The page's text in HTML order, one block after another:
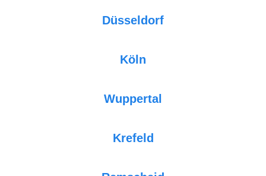
Düsseldorf
Köln
Wuppertal
Krefeld